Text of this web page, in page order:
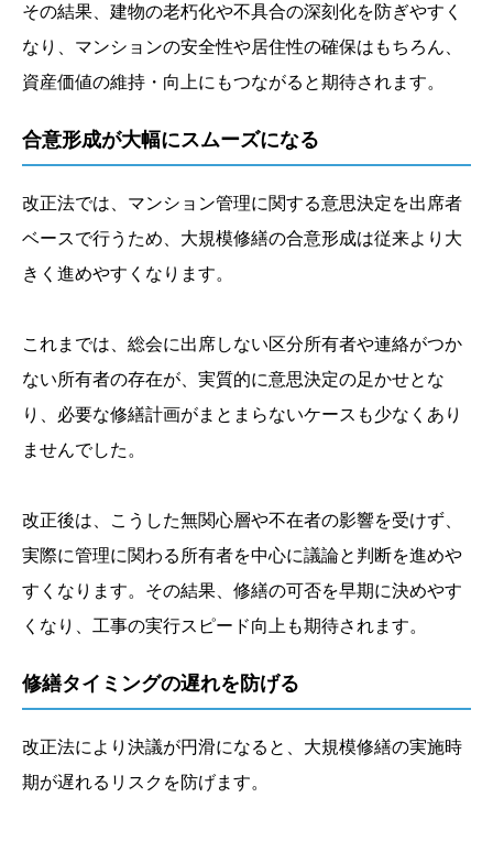
その結果、建物の老朽化や不具合の深刻化を防ぎやすく
なり、マンションの安全性や居住性の確保はもちろん、
資産価値の維持・向上にもつながると期待されます。
合意形成が大幅にスムーズになる
改正法では、マンション管理に関する意思決定を出席者
ベースで行うため、大規模修繕の合意形成は従来より大
きく進めやすくなります。
これまでは、総会に出席しない区分所有者や連絡がつか
ない所有者の存在が、実質的に意思決定の足かせとな
り、必要な修繕計画がまとまらないケースも少なくあり
ませんでした。
改正後は、こうした無関心層や不在者の影響を受けず、
実際に管理に関わる所有者を中心に議論と判断を進めや
すくなります。その結果、修繕の可否を早期に決めやす
くなり、工事の実行スピード向上も期待されます。
修繕タイミングの遅れを防げる
改正法により決議が円滑になると、大規模修繕の実施時
期が遅れるリスクを防げます。